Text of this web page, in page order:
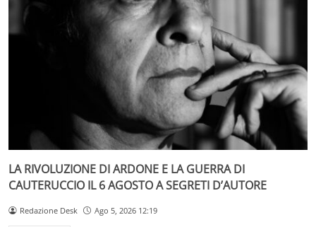
LA RIVOLUZIONE DI ARDONE E LA GUERRA DI
CAUTERUCCIO IL 6 AGOSTO A SEGRETI D’AUTORE
Redazione Desk Ago 5, 2026 12:19